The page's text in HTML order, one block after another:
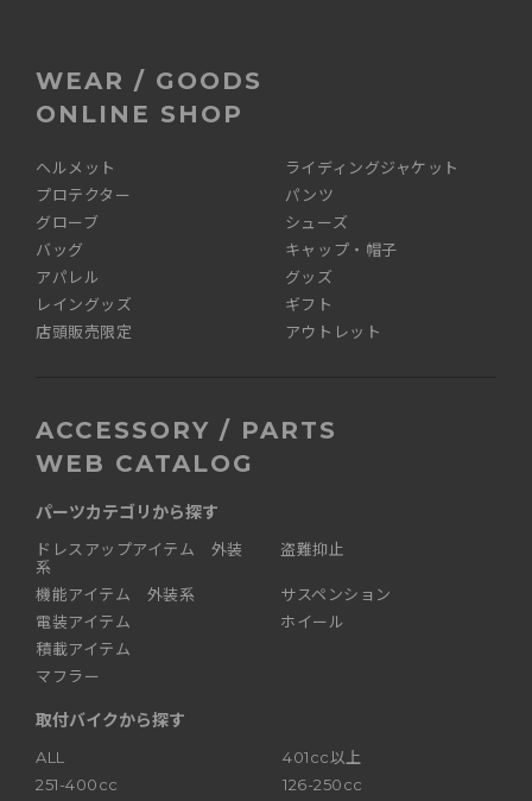
WEAR / GOODS
ONLINE SHOP
ヘルメット
ライディングジャケット
プロテクター
パンツ
グローブ
シューズ
バッグ
キャップ・帽子
アパレル
グッズ
レイングッズ
ギフト
店頭販売限定
アウトレット
ACCESSORY / PARTS
WEB CATALOG
パーツカテゴリから探す
ドレスアップアイテム 外装
系
機能アイテム 外装系
電装アイテム
積載アイテム
マフラー
盗難抑止
サスペンション
ホイール
取付バイクから探す
ALL
401cc以上
251-400cc
126-250cc